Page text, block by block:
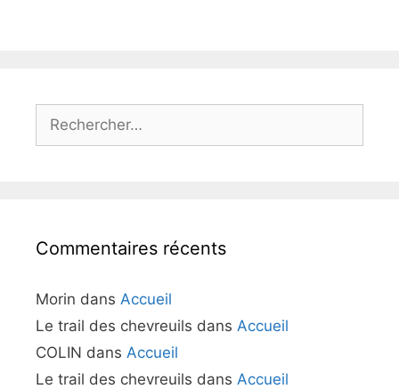
Commentaires récents
Morin dans Accueil
Le trail des chevreuils dans Accueil
COLIN dans Accueil
Le trail des chevreuils dans Accueil